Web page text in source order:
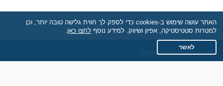
Date.akademaim.co.il
האתר עושה שימוש ב-cookies כדי לספק לך חווית גלישה טובה יותר, וכן
למטרות סטטיסטיקה, אפיון ושיווק. למידע נוסף לחצו כאן.
לאשר